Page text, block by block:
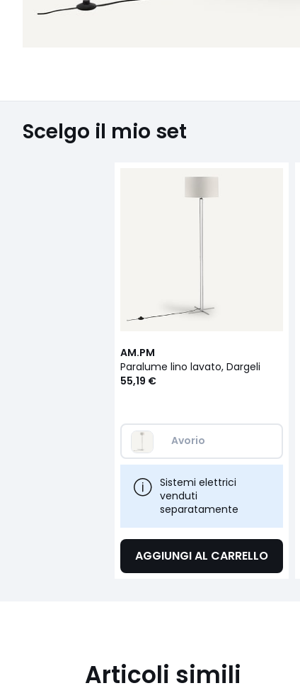
Scelgo il mio set
AM.PM
Paralume lino lavato, Dargeli
55,19 €
Avorio
Sistemi elettrici
venduti
separatamente
AGGIUNGI AL CARRELLO
Articoli simili